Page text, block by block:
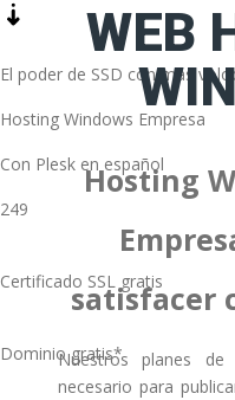
El poder de SSD con más
Hosting Windows Empresa
Con Plesk en español
249
Certificado SSL gratis
Dominio gratis*
WEB
Hosting
satisfacer
Nuestros planes
necesario para